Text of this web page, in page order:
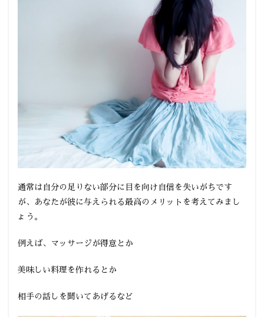
通常は自分の足りない部分に目を向け自信を失いがちです
が、あなたが彼に与えられる最高のメリットを考えてみまし
ょう。
例えば、マッサージが得意とか
美味しい料理を作れるとか
相手の話しを聞いてあげるなど